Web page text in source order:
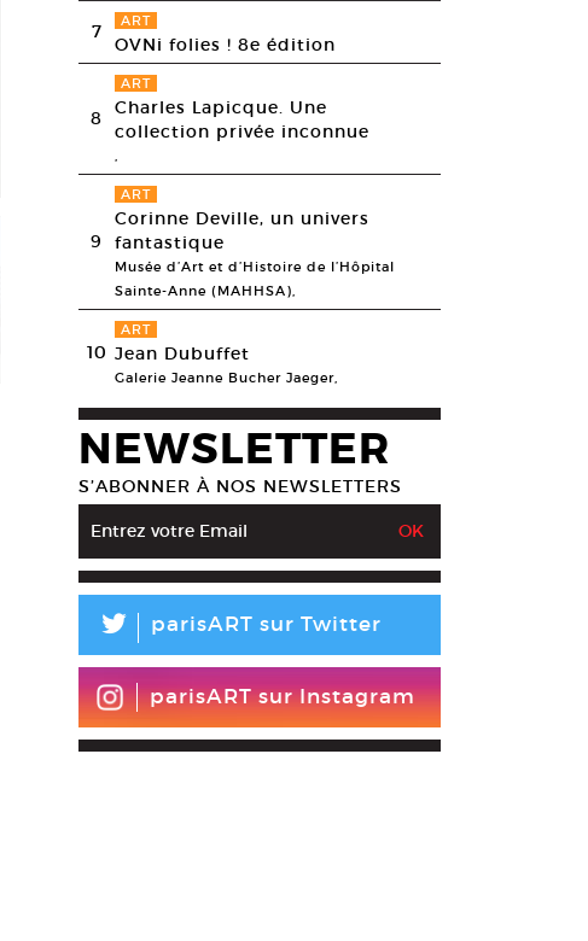
7 ART
OVNi folies ! 8e édition
8
ART
Charles Lapicque. Une
collection privée inconnue
,
9
ART
Corinne Deville, un univers
fantastique
Musée d’Art et d’Histoire de l’Hôpital
Sainte-Anne (MAHHSA),
10
ART
Jean Dubuffet
Galerie Jeanne Bucher Jaeger,
NEWSLETTER
S’ABONNER À NOS NEWSLETTERS
L parisART sur Twitter
parisART sur Instagram